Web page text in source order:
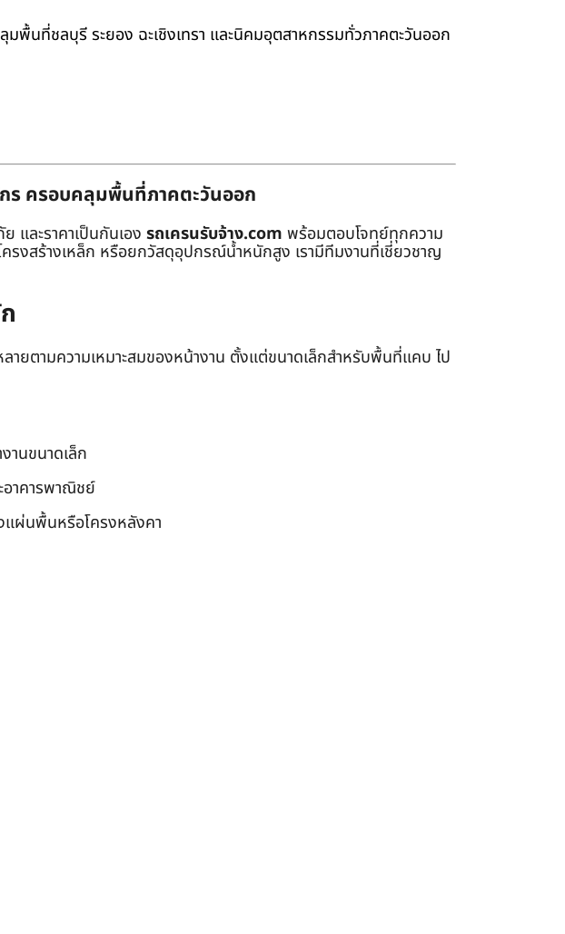
พื้นที่ชลบุรี ระยอง ฉะเชิงเทรา และนิคมอุตสาหกรรมทั่วภาคตะวันออก
ร ครอบคลุมพื้นที่ภาคตะวันออก
และราคาเป็นกันเอง รถเครนรับจ้าง.com พร้อมตอบโจทย์ทุกความ
รงสร้างเหล็ก หรือยกวัสดุอุปกรณ์น้ำหนักสูง เรามีทีมงานที่เชี่ยวชาญ
ายตามความเหมาะสมของหน้างาน ตั้งแต่ขนาดเล็กสำหรับพื้นที่แคบ ไป
านขนาดเล็ก
อาคารพาณิชย์
ผ่นพื้นหรือโครงหลังคา